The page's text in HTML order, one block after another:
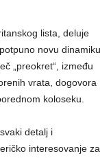
lista, deluje
novu dinamiku
„preokret“, između
vrata, dogovora
koloseku.
detalj i
interesovanje za